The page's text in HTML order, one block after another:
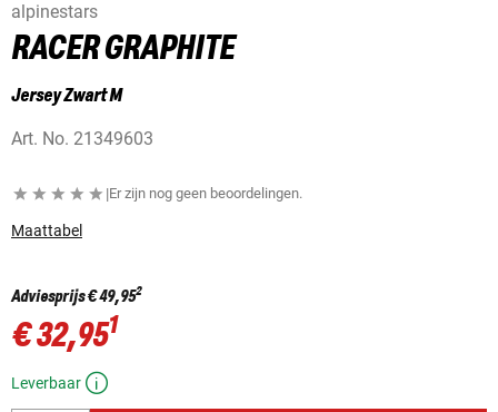
alpinestars
RACER GRAPHITE
Jersey Zwart M
Art. No. 21349603
|Er zijn nog geen beoordelingen.
Maattabel
Adviesprijs€ 49,952
€ 32,951
Leverbaar